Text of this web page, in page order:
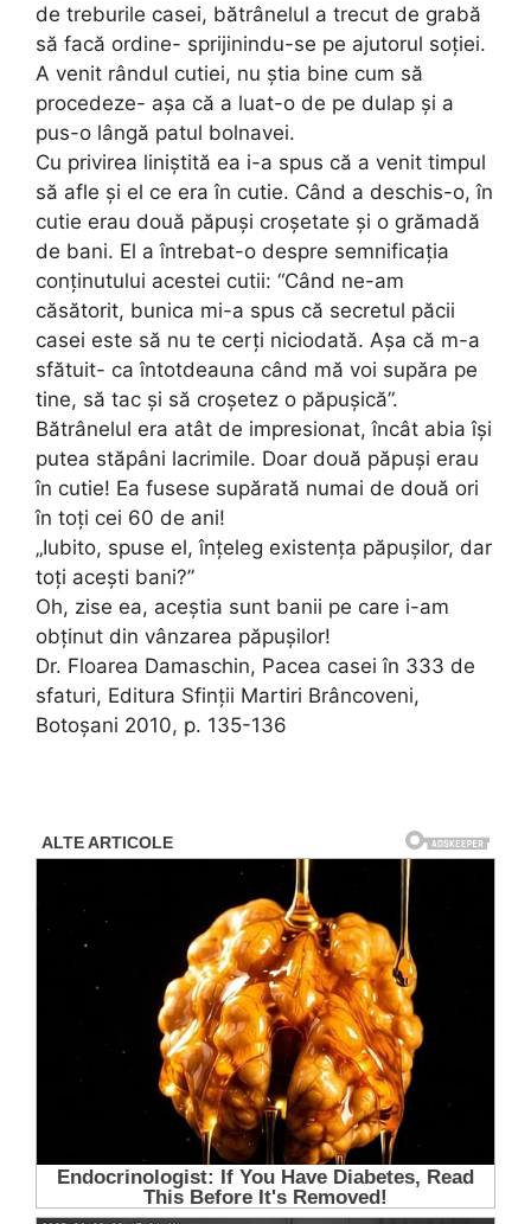
de treburile casei, bătrânelul a trecut de grabă
să facă ordine- sprijinindu-se pe ajutorul soției.
A venit rândul cutiei, nu știa bine cum să
procedeze- așa că a luat-o de pe dulap și a
pus-o lângă patul bolnavei.
Cu privirea liniștită ea i-a spus că a venit timpul
să afle și el ce era în cutie. Când a deschis-o, în
cutie erau două păpuși croșetate și o grămadă
de bani. El a întrebat-o despre semnificația
conținutului acestei cutii: “Când ne-am
căsătorit, bunica mi-a spus că secretul păcii
casei este să nu te cerți niciodată. Așa că m-a
sfătuit- ca întotdeauna când mă voi supăra pe
tine, să tac și să croșetez o păpușică”.
Bătrânelul era atât de impresionat, încât abia își
putea stăpâni lacrimile. Doar două păpuși erau
în cutie! Ea fusese supărată numai de două ori
în toți cei 60 de ani!
„Iubito, spuse el, înțeleg existența păpușilor, dar
toți acești bani?”
Oh, zise ea, aceștia sunt banii pe care i-am
obținut din vânzarea păpușilor!
Dr. Floarea Damaschin, Pacea casei în 333 de
sfaturi, Editura Sfinții Martiri Brâncoveni,
Botoșani 2010, p. 135-136